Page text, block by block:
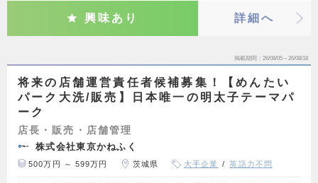
興味あり 詳細へ
掲載期間 26/08/05～26/08/18
将来の店舗運営責任者候補募集！【めんたい
パーク大洗/販売】日本唯一の明太子テーマパ
ーク
店長・販売・店舗管理
株式会社東京かねふく
500万円 ～ 599万円 茨城県 大手企業 英語力不問